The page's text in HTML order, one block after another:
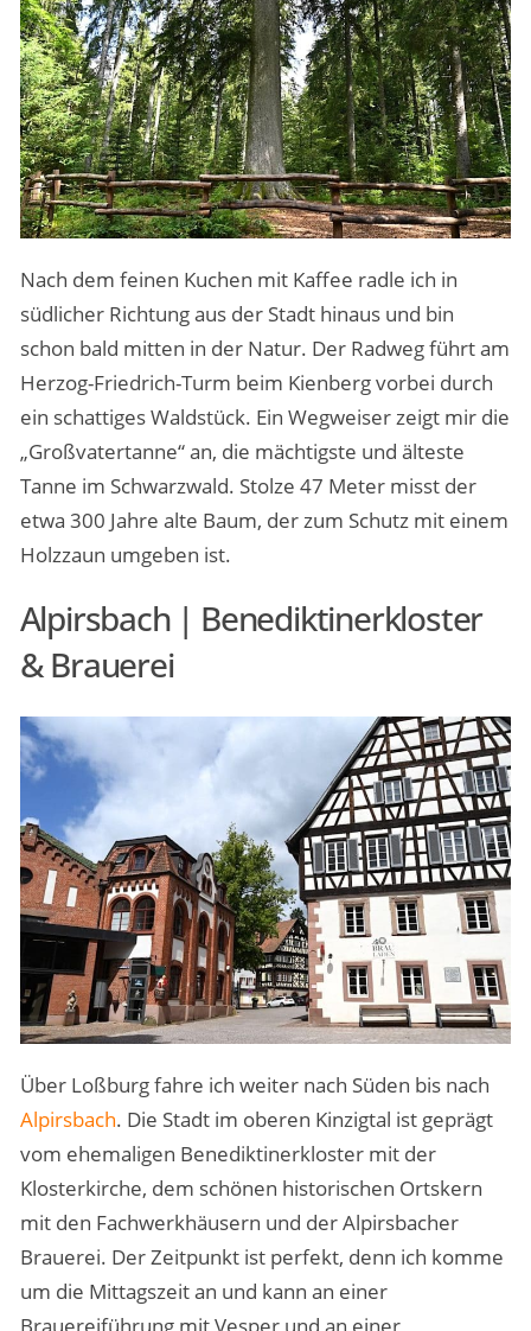
Nach dem feinen Kuchen mit Kaffee radle ich in
südlicher Richtung aus der Stadt hinaus und bin
schon bald mitten in der Natur. Der Radweg führt am
Herzog-Friedrich-Turm beim Kienberg vorbei durch
ein schattiges Waldstück. Ein Wegweiser zeigt mir die
„Großvatertanne“ an, die mächtigste und älteste
Tanne im Schwarzwald. Stolze 47 Meter misst der
etwa 300 Jahre alte Baum, der zum Schutz mit einem
Holzzaun umgeben ist.
Alpirsbach | Benediktinerkloster
& Brauerei
Über Loßburg fahre ich weiter nach Süden bis nach
Alpirsbach. Die Stadt im oberen Kinzigtal ist geprägt
vom ehemaligen Benediktinerkloster mit der
Klosterkirche, dem schönen historischen Ortskern
mit den Fachwerkhäusern und der Alpirsbacher
Brauerei. Der Zeitpunkt ist perfekt, denn ich komme
um die Mittagszeit an und kann an einer
Brauereiführung mit Vesper und an einer